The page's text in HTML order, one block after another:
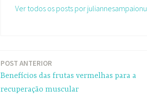
Ver todos os posts por
POST ANTERIOR
Benefícios das frutas vermelhas para a
recuperação muscular